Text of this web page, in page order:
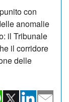
con
anomalie
il Tribunale
il corridore
delle